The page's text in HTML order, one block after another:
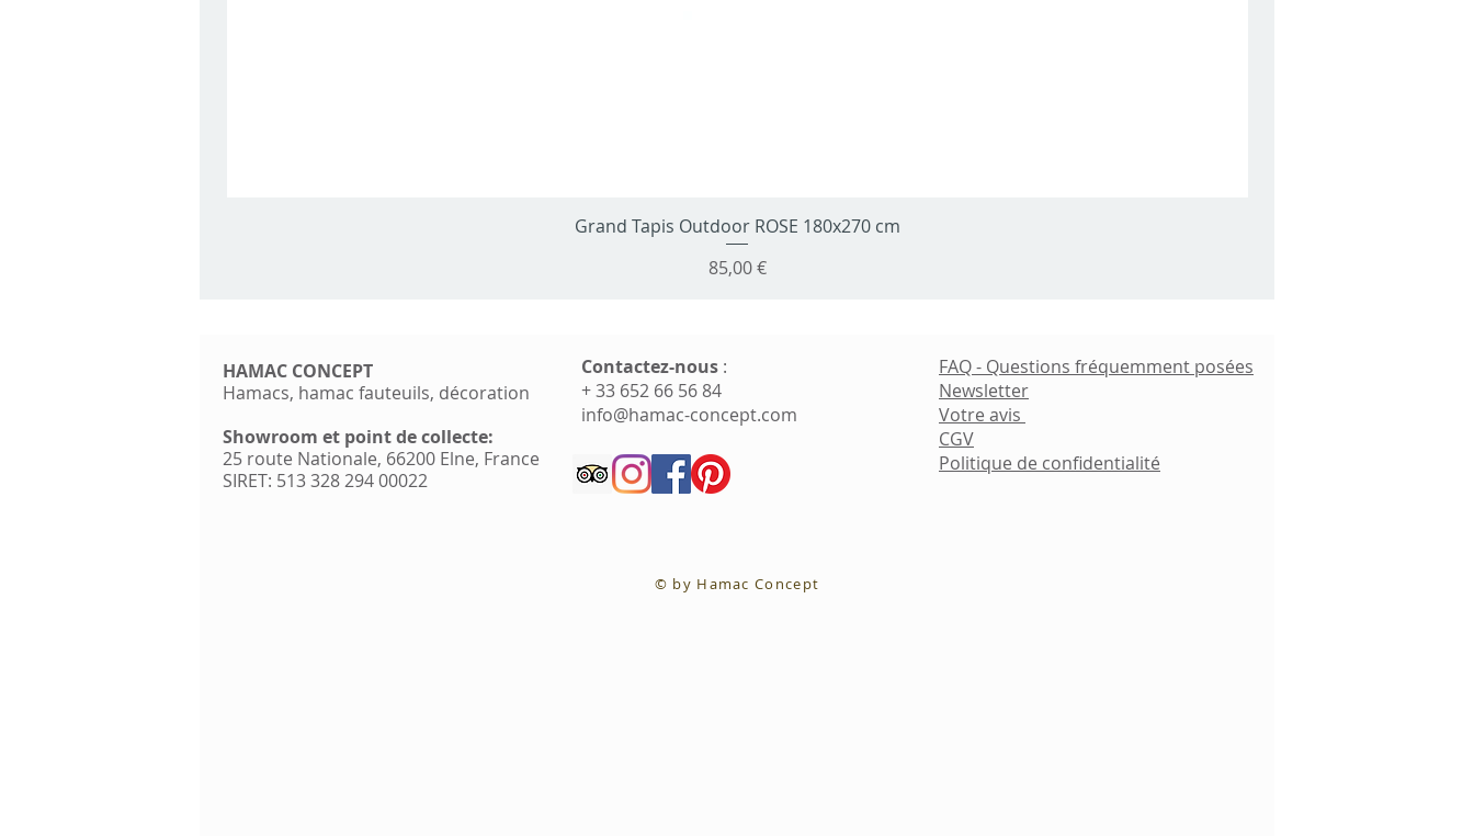
Aperçu rapide
Grand Tapis Outdoor ROSE 180x270 cm
Prix
85,00 €
HAMAC CONCEPT
Hamacs, hamac fauteuils, décoration
Showroom et point de collecte:
25 route Nationale, 66200 Elne, France
SIRET: 513 328 294 00022
Contactez-nous ​ :
+ 33 652 66 56 84
info@hamac-concept.com
© by Hamac Concept
FAQ - Questions fréquemment posées
Newsletter
Votre avis
CGV
Politique de confidentialité